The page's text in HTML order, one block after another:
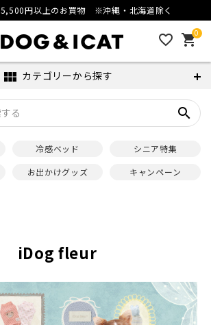
5,500円以上のお買物 ※沖縄・北海道除く
favorite_outline 0
shopping_cart
view_module カテゴリーから探す
search
冷感ベッド
シニア特集
お出かけグッズ キャンペーン
iDog fleur